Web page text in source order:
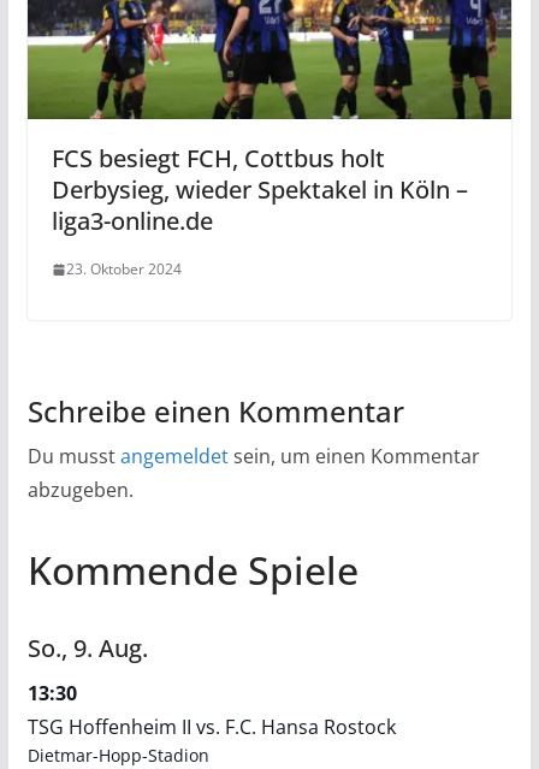
FCS besiegt FCH, Cottbus holt
Derbysieg, wieder Spektakel in Köln –
liga3-online.de
23. Oktober 2024
Schreibe einen Kommentar
Du musstangemeldetsein, um einen Kommentar
abzugeben.
Kommende Spiele
So., 9. Aug.
13:30
TSG Hoffenheim II vs. F.C. Hansa Rostock
Dietmar-Hopp-Stadion